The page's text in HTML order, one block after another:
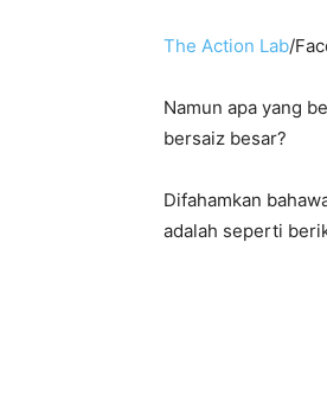
The Action Lab/
Namun apa yang
bersaiz besar?
Difahamkan
adalah seperti